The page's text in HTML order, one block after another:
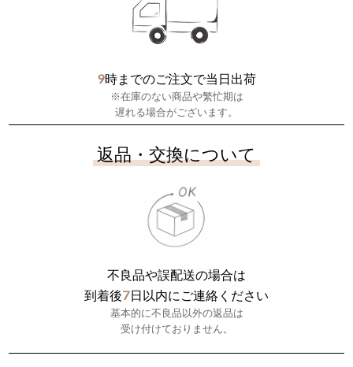
9時までのご注文で当日出荷
※在庫のない商品や繁忙期は
遅れる場合がございます。
返品・交換について
不良品や誤配送の場合は
到着後7日以内にご連絡ください
基本的に不良品以外の返品は
受け付けておりません。